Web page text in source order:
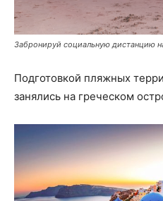
Забронируй социальную дистанцию
Подготовкой пляжных
занялись на греческом